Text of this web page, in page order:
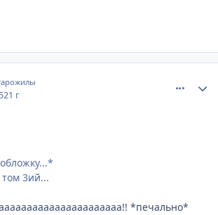
21 г
3ий...
*печально*